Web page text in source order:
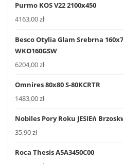
Purmo KOS V22 2100x450
4163,00zł
Besco Otylia Glam Srebrna
WKO160GSW
6204,00zł
Omnires 80x80 S-80KCRTR
1483,00zł
Nobiles Pory Roku JESIEń
35,90zł
Roca Thesis A5A3450C00